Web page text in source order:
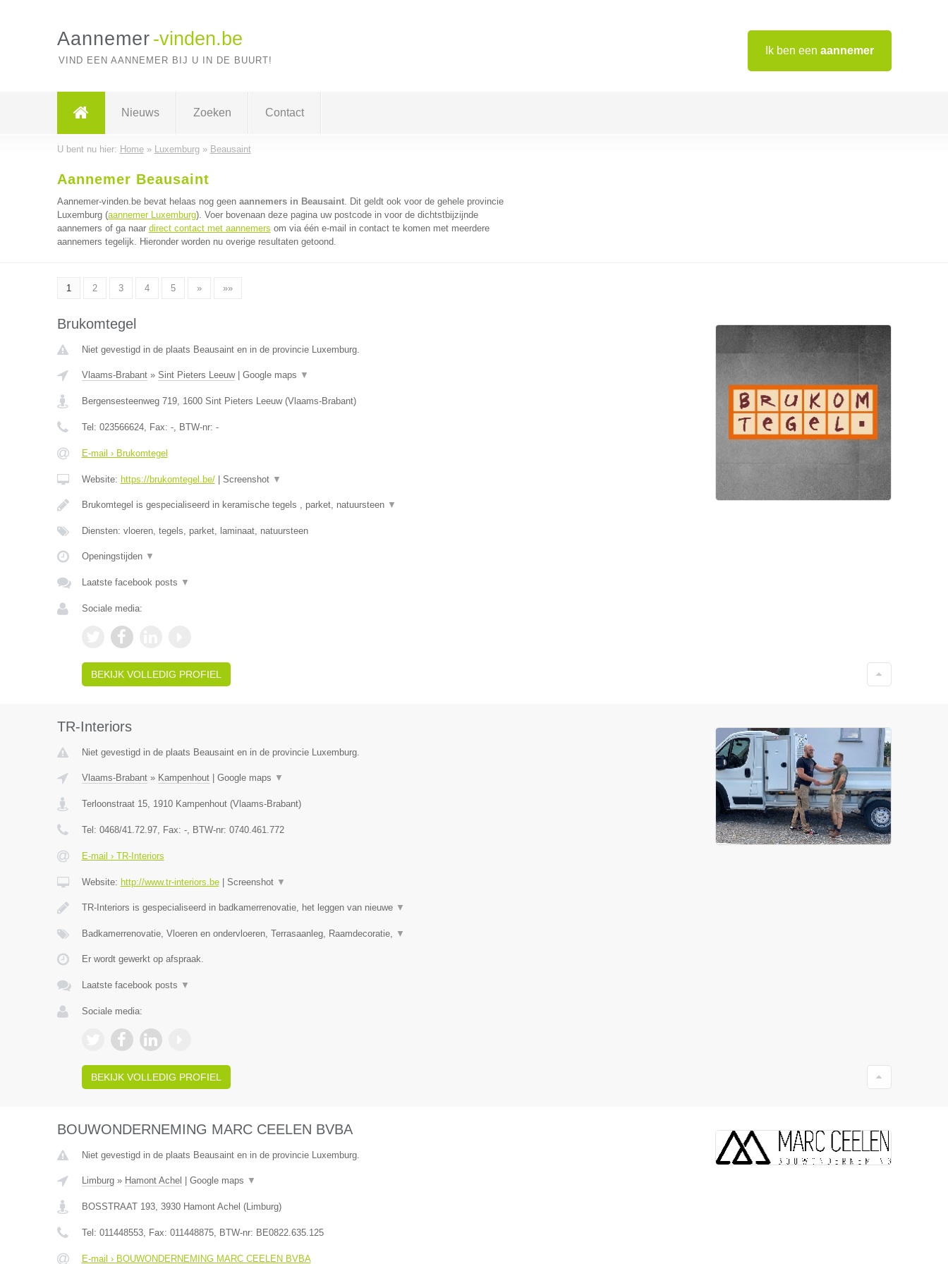
Ik ben een aannemer
Aannemer -vinden.be
VIND EEN AANNEMER BIJ U IN DE BUURT!
Nieuws Zoeken Contact
U bent nu hier: Home» Luxemburg» Beausaint
Aannemer Beausaint
Aannemer-vinden.be bevat helaas nog geen aannemers in Beausaint. Dit geldt ook voor de gehele provincie
Luxemburg (aannemer Luxemburg). Voer bovenaan deze pagina uw postcode in voor de dichtstbijzijnde
aannemers of ga naar direct contact met aannemers om via één e-mail in contact te komen met meerdere
aannemers tegelijk. Hieronder worden nu overige resultaten getoond.
1 2 3 4 5 » »»
Brukomtegel
Niet gevestigd in de plaats Beausaint en in de provincie Luxemburg.
Vlaams-Brabant» Sint Pieters Leeuw| Google maps ▼
Bergensesteenweg 719, 1600 Sint Pieters Leeuw(Vlaams-Brabant)
Tel: 023566624, Fax: -, BTW-nr: -
E-mail › Brukomtegel
Website: https://brukomtegel.be/| Screenshot ▼
Brukomtegel is gespecialiseerd in keramische tegels , parket, natuursteen ▼
Diensten: vloeren, tegels, parket, laminaat, natuursteen
Openingstijden ▼
Laatste facebook posts ▼
Sociale media:
BEKIJK VOLLEDIG PROFIEL
TR-Interiors
Niet gevestigd in de plaats Beausaint en in de provincie Luxemburg.
Vlaams-Brabant» Kampenhout| Google maps ▼
Terloonstraat 15, 1910 Kampenhout(Vlaams-Brabant)
Tel: 0468/41.72.97, Fax: -, BTW-nr: 0740.461.772
E-mail › TR-Interiors
Website: http://www.tr-interiors.be| Screenshot ▼
TR-Interiors is gespecialiseerd in badkamerrenovatie, het leggen van nieuwe ▼
Badkamerrenovatie, Vloeren en ondervloeren, Terrasaanleg, Raamdecoratie, ▼
Er wordt gewerkt op afspraak.
Laatste facebook posts ▼
Sociale media:
BEKIJK VOLLEDIG PROFIEL
BOUWONDERNEMING MARC CEELEN BVBA
Niet gevestigd in de plaats Beausaint en in de provincie Luxemburg.
Limburg» Hamont Achel Google maps ▼
BOSSTRAAT 193, 3930 Hamont Achel (Limburg)
Tel: 011448553, Fax: 011448875, BTW-nr: BE0822.635.125
E-mail › BOUWONDERNEMING MARC CEELEN BVBA